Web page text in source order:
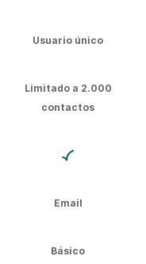
Usuario único
Limitado a 2.000
contactos
Email
Básico